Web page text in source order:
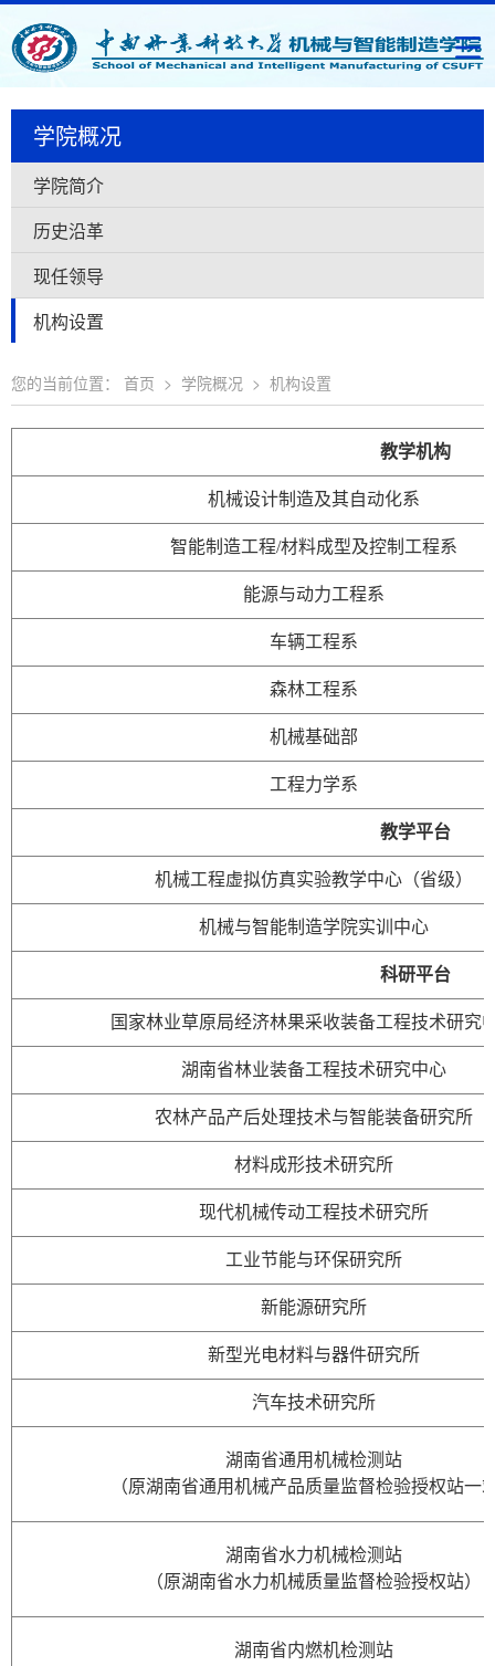
学院概况
学院简介
历史沿革
现任领导
机构设置
您的当前位置： 首页 > 学院概况 > 机构设置
教学机构
机械设计制造及其自动化系
智能制造工程/材料成型及控制工程系
能源与动力工程系
车辆工程系
森林工程系
机械基础部
工程力学系
教学平台
机械工程虚拟仿真实验教学中心（省级）
机械与智能制造学院实训中心
科研平台
国家林业草原局经济林果采收装备工程技术研究
湖南省林业装备工程技术研究中心
农林产品产后处理技术与智能装备研究所
材料成形技术研究所
现代机械传动工程技术研究所
工业节能与环保研究所
新能源研究所
新型光电材料与器件研究所
汽车技术研究所
湖南省通用机械检测站
（原湖南省通用机械产品质量监督检验授权站一
湖南省水力机械检测站
（原湖南省水力机械质量监督检验授权站）
湖南省内燃机检测站